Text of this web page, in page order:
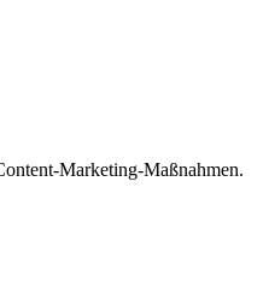
Marketing-Maßnahmen.